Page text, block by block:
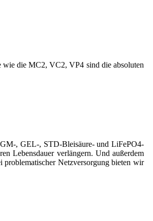
wie die MC2, VC2, VP4 sind die absoluten
, GEL-, STD-Bleisäure- und LiFePO4-
Lebensdauer verlängern. Und außerdem
Netzversorgung bieten wir